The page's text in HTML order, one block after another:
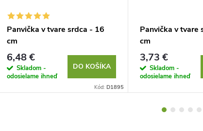
Panvička v tvare srdca - 16
cm
6,48 €
Skladom -
odosielame ihneď
DO KOŠÍKA
Kód: D1895
Panvička v tvare
cm
3,73 €
Skladom -
odosielame ihneď